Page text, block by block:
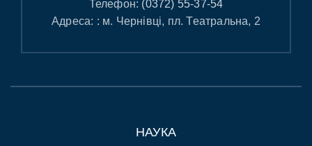
Телефон: (0372) 55-37-54
Адреса: : м. Чернівці, пл. Театральна, 2
НАУКА